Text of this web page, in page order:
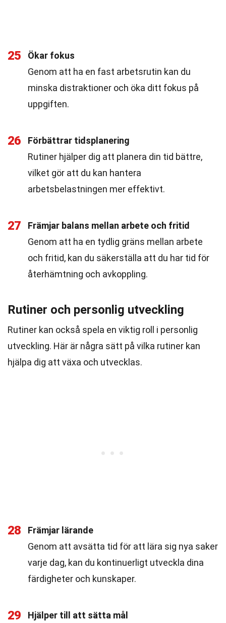
25
Ökar fokus
Genom att ha en fast arbetsrutin kan du
minska distraktioner och öka ditt fokus på
uppgiften.
26
Förbättrar tidsplanering
Rutiner hjälper dig att planera din tid bättre,
vilket gör att du kan hantera
arbetsbelastningen mer effektivt.
27
Främjar balans mellan arbete och fritid
Genom att ha en tydlig gräns mellan arbete
och fritid, kan du säkerställa att du har tid för
återhämtning och avkoppling.
Rutiner och personlig utveckling
Rutiner kan också spela en viktig roll i personlig
utveckling. Här är några sätt på vilka rutiner kan
hjälpa dig att växa och utvecklas.
28
Främjar lärande
Genom att avsätta tid för att lära sig nya saker
varje dag, kan du kontinuerligt utveckla dina
färdigheter och kunskaper.
29
Hjälper till att sätta mål